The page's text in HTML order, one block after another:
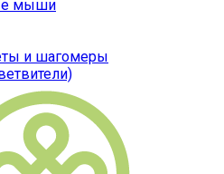
мыши
и шагомеры